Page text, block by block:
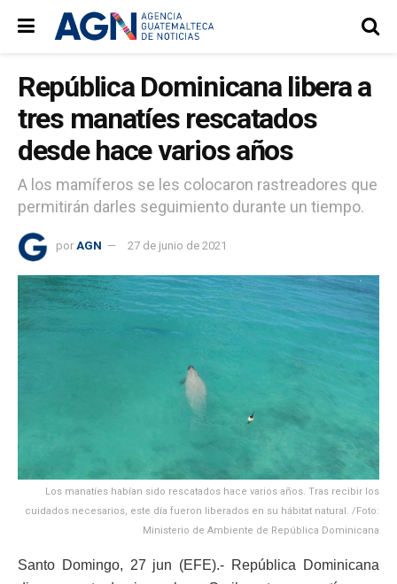
República Dominicana libera a
tres manatíes rescatados
desde hace varios años
A los mamíferos se les colocaron rastreadores que
permitirán darles seguimiento durante un tiempo.
por AGN 27 de junio de 2021
Los manatíes habían sido rescatados hace varios años. Tras recibir los
cuidados necesarios, este día fueron liberados en su hábitat natural. /Foto:
Ministerio de Ambiente de República Dominicana
Santo Domingo, 27 jun (EFE).- República Dominicana